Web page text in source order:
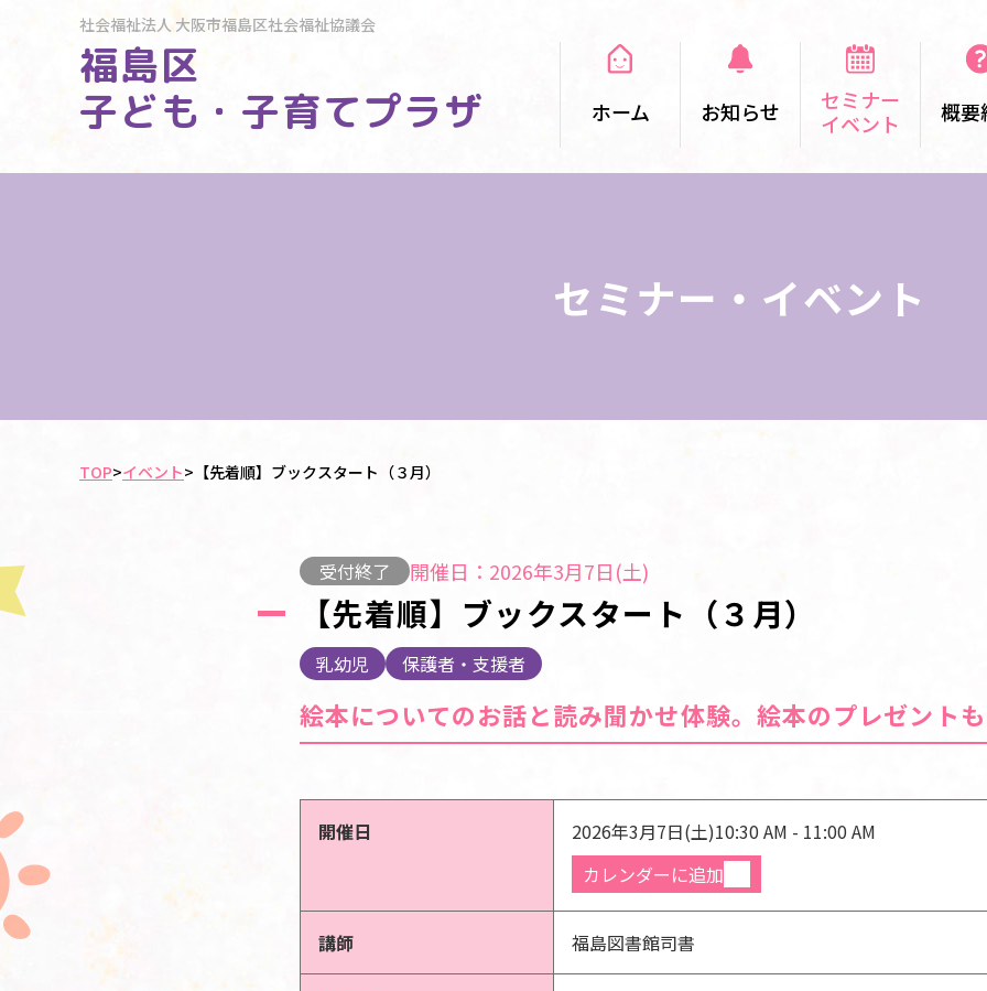
社会福祉法人大阪市福島区社会福祉協議会
福島区
子ども・子育てプラザ
ホーム お知らせ
セミナー
イベント
概要
セミナー・イベント
TOP>イベント> 【先着順】ブックスタート（３月）
受付終了 開催日：2026年3月7日(土)
【先着順】ブックスタート（３月）
乳幼児 保護者・支援者
絵本についてのお話と読み聞かせ体験。絵本のプレゼント
開催日 2026年3月7日(土)10:30 AM - 11:00 AM
カレンダーに追加
講師 福島図書館司書